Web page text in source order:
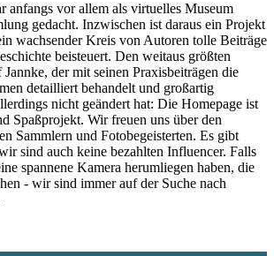
anfangs vor allem als virtuelles Museum
gedacht. Inzwischen ist daraus ein Projekt
wachsender Kreis von Autoren tolle Beiträge
beisteuert. Den weitaus größten
der mit seinen Praxisbeiträgen die
detailliert behandelt und großartig
nicht geändert hat: Die Homepage ist
Spaßprojekt. Wir freuen uns über den
Sammlern und Fotobegeisterten. Es gibt
sind auch keine bezahlten Influencer. Falls
spannene Kamera herumliegen haben, die
- wir sind immer auf der Suche nach